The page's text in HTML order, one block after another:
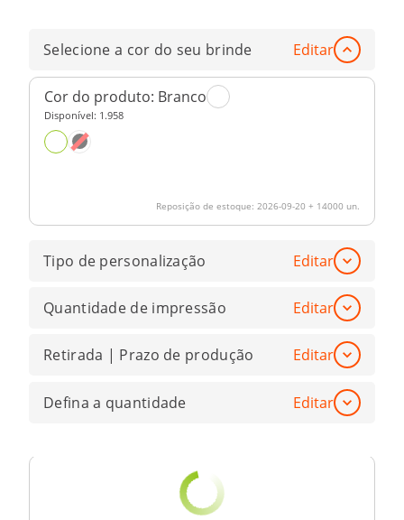
Selecione a cor do seu brinde Editar
Cor do produto: Branco
Disponível: 1.958
Reposição de estoque: 2026-09-20 + 14000 un.
Tipo de personalização Editar
Quantidade de impressão Editar
Retirada | Prazo de produção Editar
Defina a quantidade Editar